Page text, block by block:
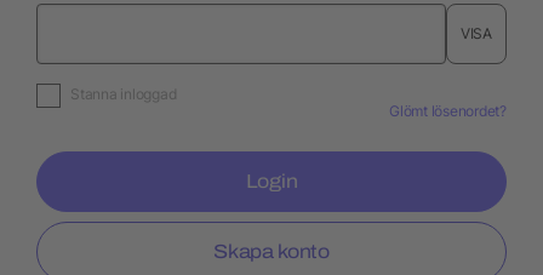
VISA
Stanna inloggad
Glömt lösenordet?
Login
Skapa konto